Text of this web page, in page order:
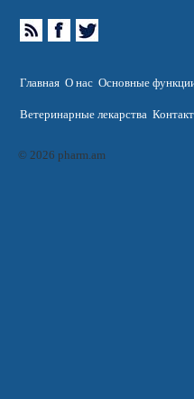
Главная О нас Основные
Ветеринарные лекарства
© 2026 pharm.am